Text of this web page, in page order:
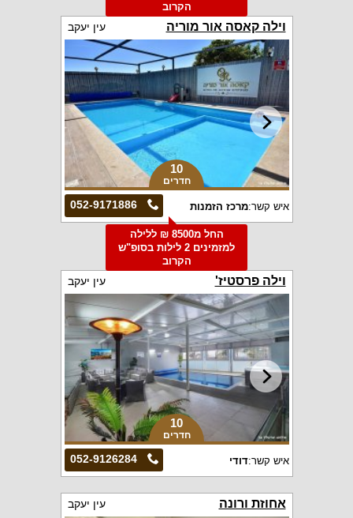
הקרוב
וילה קאסה אור מוריה עין יעקב
10
חדרים
052-9171886 איש קשר:מרכז הזמנות
החל מ8500 ₪ ללילה
למזמינים 2 לילות בסופ"ש
הקרוב
וילה פרסטיז' עין יעקב
10
חדרים
052-9126284 איש קשר:דודי
אחוזת ורונה עין יעקב